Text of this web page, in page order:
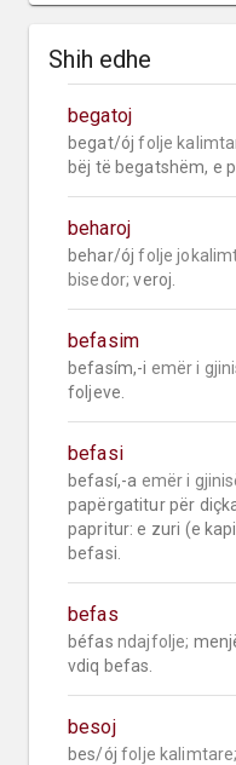
Shih edhe
begatoj
begat/ój folje
bëj të begatshëm, e
beharoj
behar/ój folje
bisedor; veroj.
befasim
befasím,-i emër i
foljeve.
befasi
befasí,-a emër i
papërgatitur për
papritur: e zuri (e
befasi.
befas
béfas ndajfolje;
vdiq befas.
besoj
bes/ój folje kalimtare;